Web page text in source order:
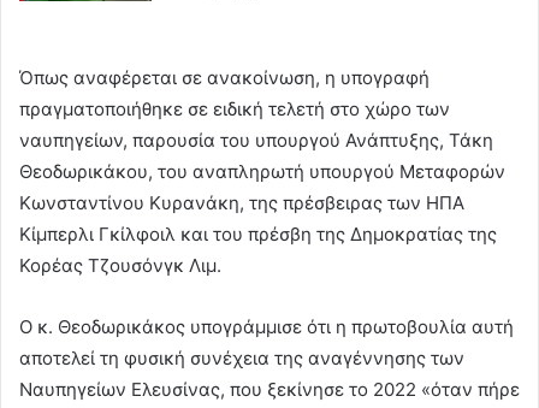
Όπως αναφέρεται σε ανακοίνωση, η υπογραφή
πραγματοποιήθηκε σε ειδική τελετή στο χώρο των
ναυπηγείων, παρουσία του υπουργού Ανάπτυξης, Τάκη
Θεοδωρικάκου, του αναπληρωτή υπουργού Μεταφορών
Κωνσταντίνου Κυρανάκη, της πρέσβειρας των ΗΠΑ
Κίμπερλι Γκίλφοιλ και του πρέσβη της Δημοκρατίας της
Κορέας Τζουσόνγκ Λιμ.
Ο κ. Θεοδωρικάκος υπογράμμισε ότι η πρωτοβουλία αυτή
αποτελεί τη φυσική συνέχεια της αναγέννησης των
Ναυπηγείων Ελευσίνας, που ξεκίνησε το 2022 «όταν πήρε